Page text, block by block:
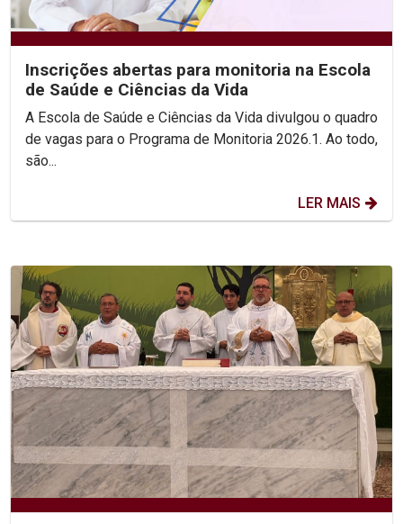
Inscrições abertas para monitoria na Escola
de Saúde e Ciências da Vida
A Escola de Saúde e Ciências da Vida divulgou o quadro
de vagas para o Programa de Monitoria 2026.1. Ao todo,
são...
LER MAIS